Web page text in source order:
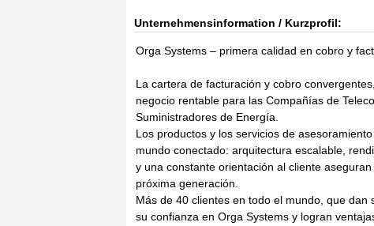
Unternehmensinformation / Kurzprofil:
Orga Systems – primera calidad en cobro y
La cartera de facturación y cobro
negocio rentable para las Compañías de
Suministradores de Energía.
Los productos y los servicios de
mundo conectado: arquitectura escalable,
y una constante orientación al cliente
próxima generación.
Más de 40 clientes en todo el mundo, que
su confianza en Orga Systems y logran